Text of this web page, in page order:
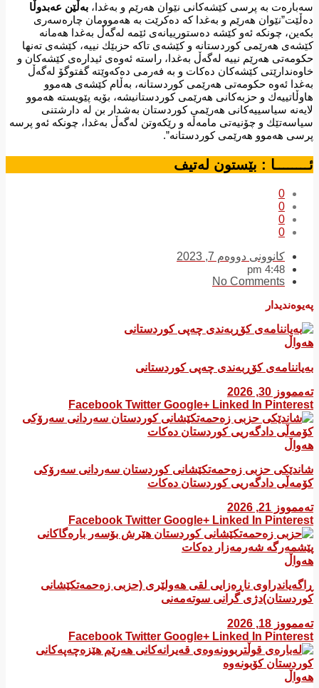
سەبارەت بە پرسی كێشەكانی نێوان هەرێم و بەغدا، بەڵێن عەبدوڵا
دەڵێت”نێوان هەرێم و بەغدا كە دەكرێت بە هەموومان چارەسەری
بكەین، چونكە ئەو كێشە دەستورییانەی ئێمە لەگەڵ بەغدا هەمانە
كێشەی هەرێمی كوردستانە و كێشەی تاكە حزبێك نییە، كێشەی تەنها
حكومەتی هەرێم نییە لەگەڵ بەغدا، راستە ئەوەی ئیدارەی كێشەكان و
خاوەندارێتی كێشەكان دەكات و بە فەرمی دەكەوێتە گفتوگۆ لەگەڵ
بەغدا ئەوە حكومەتی هەرێمی كوردستانە، بەڵام كێشەی هەموو
هاوڵاتییەك و حزبەكانی هەرێمی كوردستانیشە، بۆیە پێویستە هەموو
لایەنە سیاسییەكانی هەرێمی كوردستان بەشدار بن لە دارشتنی
سیاسەتێك و چۆنیەتی مامەڵە و رێكەوتن لەگەڵ بەغدا، چونكە ئەو پرسە
پرسی هەموو هەرێمی كوردستانە”.
ئــــــــا : بێستون لەتیف
0
0
0
0
کانوونی دووەم 7, 2023
4:48 pm
No Comments
پەیوەندیدار
هەواڵ
بەیاننامەی کۆڕبەندی چەپی کوردستانی
تەممووز 30, 2026
Facebook Twitter Google+ Linked In Pinterest
هەواڵ
شاندێکی حزبی زەحمەتکێشانی کوردستان سەردانی سەرۆکی
کۆمەڵی دادگەریی کوردستان دەکات
تەممووز 21, 2026
Facebook Twitter Google+ Linked In Pinterest
هەواڵ
ڕاگەیاندراوی ناڕەزایی لقی هەولێری (حزبی زەحمەتکێشانی
کوردستان)دژی گرانی سوتەمەنی
تەممووز 18, 2026
Facebook Twitter Google+ Linked In Pinterest
هەواڵ